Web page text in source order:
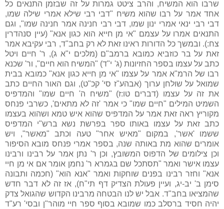
שרבו הוא המשיח, והרב ציטט גמרות על זה שבזמן התנאים כל
אחד אמר על רבו שהוא משיח "דבי רבי שילא אמרי שילה שמו,
דבי רבי ינאי אמרי ינון שמו, דבי רבי חנינה אמר חנינה שמו", וגם
התנאים אמרו על עצמם "אי מן חייא הוא כגון אנא" (עיין סנהדרין
צח:). ובמשך כל הדורות ראינו זאת לא רק בחב"ד, רבי עקיבא אמר
זאת על בר כוזביא כמובא ברמב"ם (מלכים י"א ג), ר' חיים ויטל
כתב על עצמו בספר החזיונות (ג' י"ד) "המשיח הוא חיים", ור' שכנא
רבו של הרמ"א אמר על עצמו "אי מן חייא כגון אנא" כמובא בבית
שמואל על שולחן ערוך (אבהע"ז סי' קכ"ט), וגם האור החיים כתב
את זה על עצמו (דברים טו:ז) "משיח ה' חיים שמו" והמדפיס
השמיט המילים "חיים שמו" כי אמר 'זה לא מתאים', כשרבי פנחס
מקוריץ ראה זאת אמר על המדפיס שהוא איש טמא ושהוא בעצמו
כתב זאת על עצמו באותו ספר בפרשת נשא ברש"י המדפיס
ששמו 'אשר', במקום "מאיש אחר" טעה וכתב "מאשר", ויש
אומרים שהוא מת באותה שנה, בספר אמרי פנחס מובא הסיפור
וכן צילומים של הדפוס המשובץ, וכן ר' נתן אמר על רבינו ורבינו
עצמו אישר ואמר "תסתכל שם בגמרא ר' נחמן אומר אם אי מן חיי
אנא" וחזר רבינו בפנים שוחקות ואמר "אנא הוא" (חכמה ותבונה
סימן ב' יב-יג, ועיין פעולת הצדיק דף תי"ח), אז זה לא דבר חדש
שהמציאו בחב"ד. אבל יש לנו הבטחה מרבינו הקדוש שהגואל צדק
יהיה חסיד ברסלב כמו שמובא בסוף ספר חיי מוהר"ן ובסי' רע"ד